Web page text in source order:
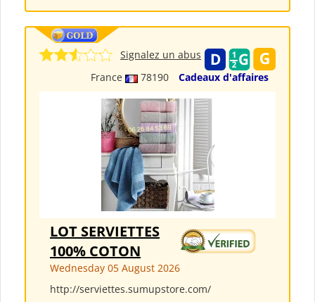
France 78190 Cadeaux d'affaires
Signalez un abus
LOT SERVIETTES
100% COTON
Wednesday 05 August 2026
http://serviettes.sumupstore.com/